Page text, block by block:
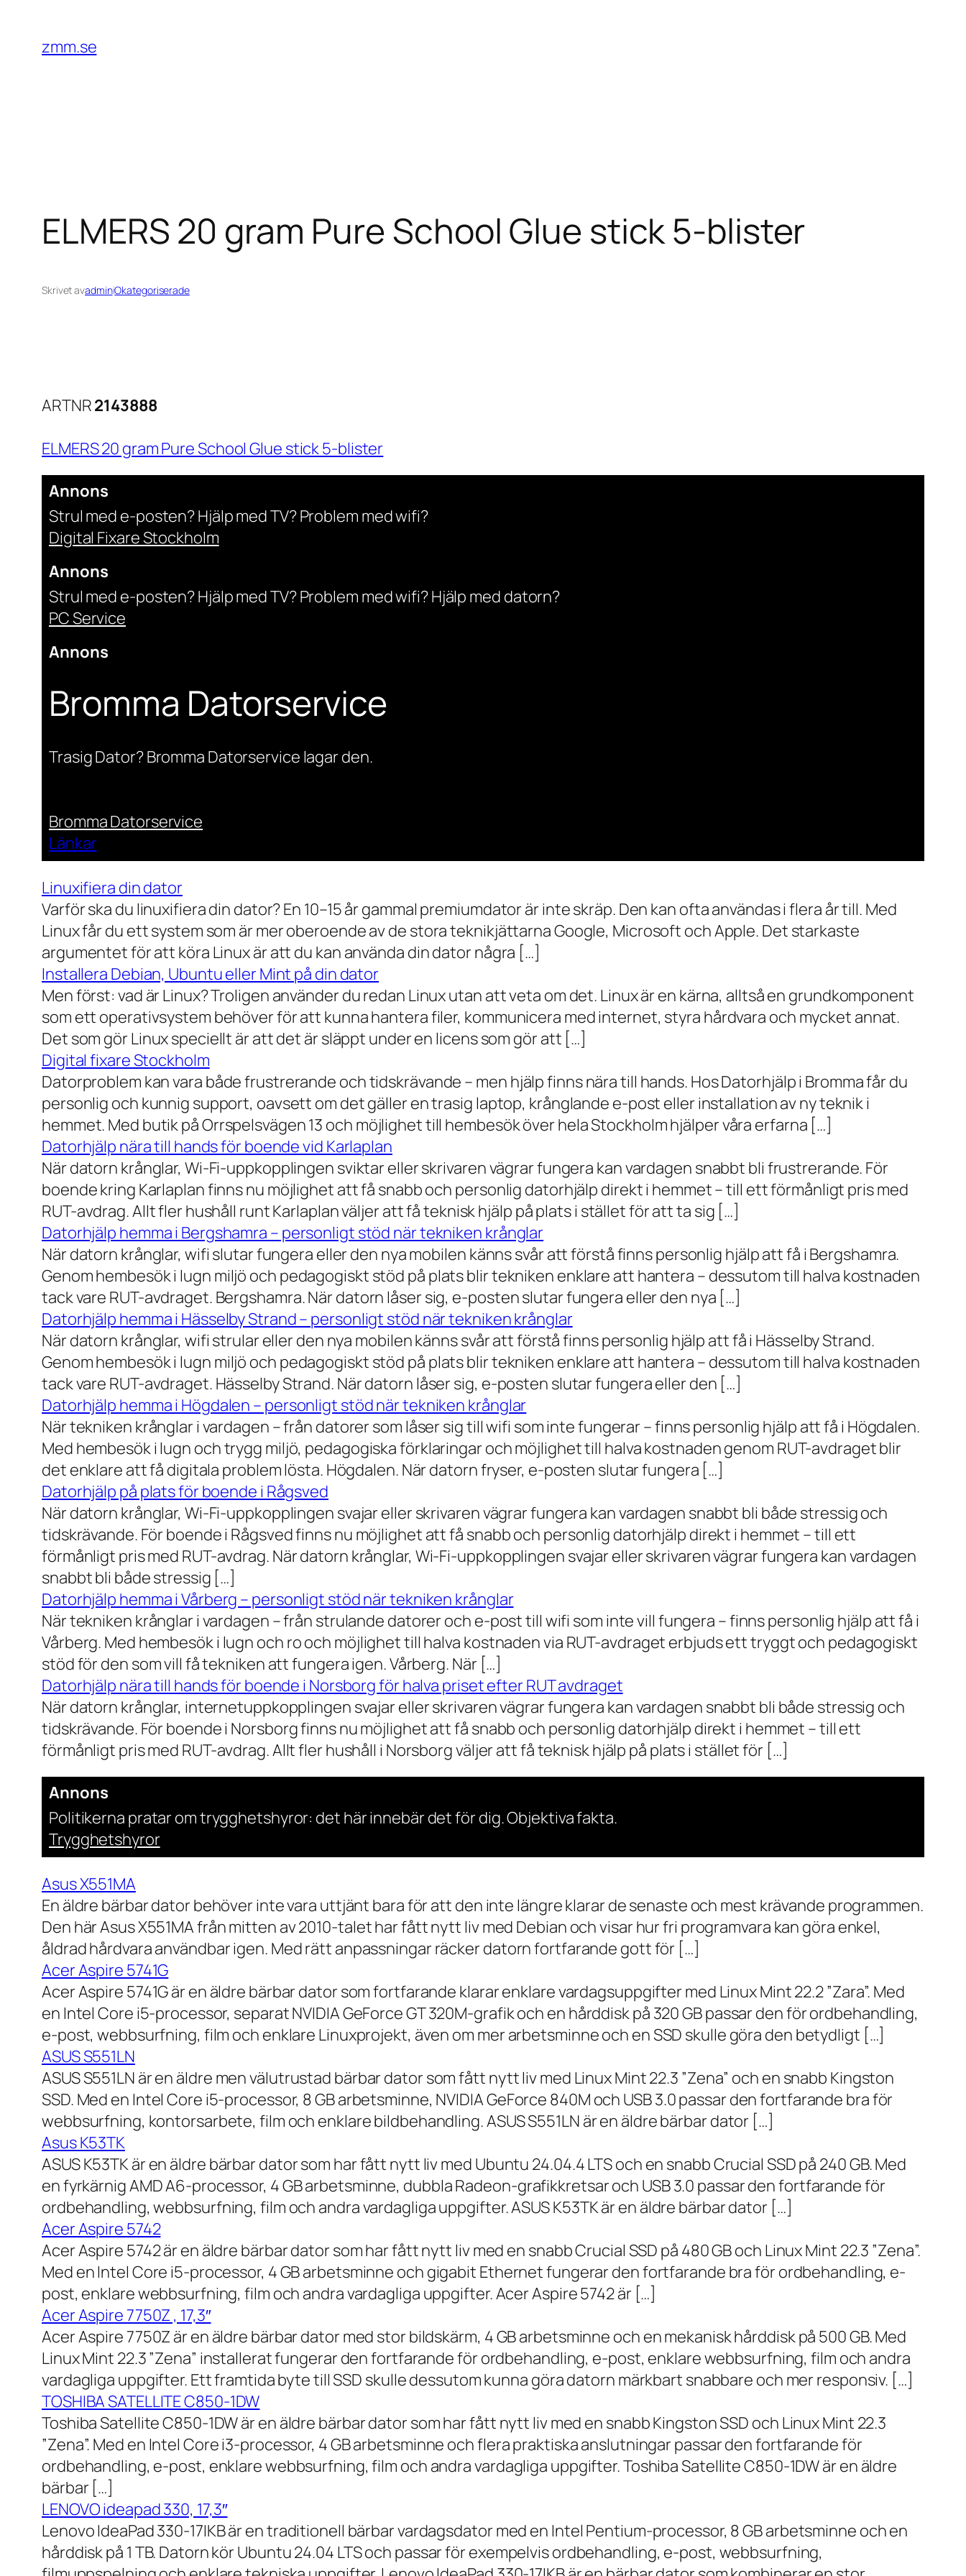
innehåll
zmm.se
ELMERS 20 gram Pure School Glue stick 5-blister
Skrivet avadminiOkategoriserade
ARTNR2143888
ELMERS 20 gram Pure School Glue stick 5-blister
Annons
Strul med e-posten? Hjälp med TV? Problem med wifi?
Digital Fixare Stockholm
Annons
Strul med e-posten? Hjälp med TV? Problem med wifi? Hjälp med datorn?
PC Service
Annons
Bromma Datorservice
Trasig Dator? Bromma Datorservice lagar den.
Bromma Datorservice
Länkar
Linuxifiera din dator
Varför ska du linuxifiera din dator? En 10–15 år gammal premiumdator är inte skräp. Den kan ofta användas i flera år till. Med
Linux får du ett system som är mer oberoende av de stora teknikjättarna Google, Microsoft och Apple. Det starkaste
argumentet för att köra Linux är att du kan använda din dator några […]
Installera Debian, Ubuntu eller Mint på din dator
Men först: vad är Linux? Troligen använder du redan Linux utan att veta om det. Linux är en kärna, alltså en grundkomponent
som ett operativsystem behöver för att kunna hantera filer, kommunicera med internet, styra hårdvara och mycket annat.
Det som gör Linux speciellt är att det är släppt under en licens som gör att […]
Digital fixare Stockholm
Datorproblem kan vara både frustrerande och tidskrävande – men hjälp finns nära till hands. Hos Datorhjälp i Bromma får du
personlig och kunnig support, oavsett om det gäller en trasig laptop, krånglande e-post eller installation av ny teknik i
hemmet. Med butik på Orrspelsvägen 13 och möjlighet till hembesök över hela Stockholm hjälper våra erfarna […]
Datorhjälp nära till hands för boende vid Karlaplan
När datorn krånglar, Wi-Fi-uppkopplingen sviktar eller skrivaren vägrar fungera kan vardagen snabbt bli frustrerande. För
boende kring Karlaplan finns nu möjlighet att få snabb och personlig datorhjälp direkt i hemmet – till ett förmånligt pris med
RUT-avdrag. Allt fler hushåll runt Karlaplan väljer att få teknisk hjälp på plats i stället för att ta sig […]
Datorhjälp hemma i Bergshamra – personligt stöd när tekniken krånglar
När datorn krånglar, wifi slutar fungera eller den nya mobilen känns svår att förstå finns personlig hjälp att få i Bergshamra.
Genom hembesök i lugn miljö och pedagogiskt stöd på plats blir tekniken enklare att hantera – dessutom till halva kostnaden
tack vare RUT-avdraget. Bergshamra. När datorn låser sig, e-posten slutar fungera eller den nya […]
Datorhjälp hemma i Hässelby Strand – personligt stöd när tekniken krånglar
När datorn krånglar, wifi strular eller den nya mobilen känns svår att förstå finns personlig hjälp att få i Hässelby Strand.
Genom hembesök i lugn miljö och pedagogiskt stöd på plats blir tekniken enklare att hantera – dessutom till halva kostnaden
tack vare RUT-avdraget. Hässelby Strand. När datorn låser sig, e-posten slutar fungera eller den […]
Datorhjälp hemma i Högdalen – personligt stöd när tekniken krånglar
När tekniken krånglar i vardagen – från datorer som låser sig till wifi som inte fungerar – finns personlig hjälp att få i Högdalen.
Med hembesök i lugn och trygg miljö, pedagogiska förklaringar och möjlighet till halva kostnaden genom RUT-avdraget blir
det enklare att få digitala problem lösta. Högdalen. När datorn fryser, e-posten slutar fungera […]
Datorhjälp på plats för boende i Rågsved
När datorn krånglar, Wi-Fi-uppkopplingen svajar eller skrivaren vägrar fungera kan vardagen snabbt bli både stressig och
tidskrävande. För boende i Rågsved finns nu möjlighet att få snabb och personlig datorhjälp direkt i hemmet – till ett
förmånligt pris med RUT-avdrag. När datorn krånglar, Wi-Fi-uppkopplingen svajar eller skrivaren vägrar fungera kan vardagen
snabbt bli både stressig […]
Datorhjälp hemma i Vårberg – personligt stöd när tekniken krånglar
När tekniken krånglar i vardagen – från strulande datorer och e-post till wifi som inte vill fungera – finns personlig hjälp att få i
Vårberg. Med hembesök i lugn och ro och möjlighet till halva kostnaden via RUT-avdraget erbjuds ett tryggt och pedagogiskt
stöd för den som vill få tekniken att fungera igen. Vårberg. När […]
Datorhjälp nära till hands för boende i Norsborg för halva priset efter RUT avdraget
När datorn krånglar, internetuppkopplingen svajar eller skrivaren vägrar fungera kan vardagen snabbt bli både stressig och
tidskrävande. För boende i Norsborg finns nu möjlighet att få snabb och personlig datorhjälp direkt i hemmet – till ett
förmånligt pris med RUT-avdrag. Allt fler hushåll i Norsborg väljer att få teknisk hjälp på plats i stället för […]
Annons
Politikerna pratar om trygghetshyror: det här innebär det för dig. Objektiva fakta.
Trygghetshyror
Asus X551MA
En äldre bärbar dator behöver inte vara uttjänt bara för att den inte längre klarar de senaste och mest krävande programmen.
Den här Asus X551MA från mitten av 2010-talet har fått nytt liv med Debian och visar hur fri programvara kan göra enkel,
åldrad hårdvara användbar igen. Med rätt anpassningar räcker datorn fortfarande gott för […]
Acer Aspire 5741G
Acer Aspire 5741G är en äldre bärbar dator som fortfarande klarar enklare vardagsuppgifter med Linux Mint 22.2 ”Zara”. Med
en Intel Core i5-processor, separat NVIDIA GeForce GT 320M-grafik och en hårddisk på 320 GB passar den för ordbehandling,
e-post, webbsurfning, film och enklare Linuxprojekt, även om mer arbetsminne och en SSD skulle göra den betydligt […]
ASUS S551LN
ASUS S551LN är en äldre men välutrustad bärbar dator som fått nytt liv med Linux Mint 22.3 ”Zena” och en snabb Kingston
SSD. Med en Intel Core i5-processor, 8 GB arbetsminne, NVIDIA GeForce 840M och USB 3.0 passar den fortfarande bra för
webbsurfning, kontorsarbete, film och enklare bildbehandling. ASUS S551LN är en äldre bärbar dator […]
Asus K53TK
ASUS K53TK är en äldre bärbar dator som har fått nytt liv med Ubuntu 24.04.4 LTS och en snabb Crucial SSD på 240 GB. Med
en fyrkärnig AMD A6-processor, 4 GB arbetsminne, dubbla Radeon-grafikkretsar och USB 3.0 passar den fortfarande för
ordbehandling, webbsurfning, film och andra vardagliga uppgifter. ASUS K53TK är en äldre bärbar dator […]
Acer Aspire 5742
Acer Aspire 5742 är en äldre bärbar dator som har fått nytt liv med en snabb Crucial SSD på 480 GB och Linux Mint 22.3 ”Zena”.
Med en Intel Core i5-processor, 4 GB arbetsminne och gigabit Ethernet fungerar den fortfarande bra för ordbehandling, e-
post, enklare webbsurfning, film och andra vardagliga uppgifter. Acer Aspire 5742 är […]
Acer Aspire 7750Z , 17,3″
Acer Aspire 7750Z är en äldre bärbar dator med stor bildskärm, 4 GB arbetsminne och en mekanisk hårddisk på 500 GB. Med
Linux Mint 22.3 ”Zena” installerat fungerar den fortfarande för ordbehandling, e-post, enklare webbsurfning, film och andra
vardagliga uppgifter. Ett framtida byte till SSD skulle dessutom kunna göra datorn märkbart snabbare och mer responsiv. […]
TOSHIBA SATELLITE C850-1DW
Toshiba Satellite C850-1DW är en äldre bärbar dator som har fått nytt liv med en snabb Kingston SSD och Linux Mint 22.3
”Zena”. Med en Intel Core i3-processor, 4 GB arbetsminne och flera praktiska anslutningar passar den fortfarande för
ordbehandling, e-post, enklare webbsurfning, film och andra vardagliga uppgifter. Toshiba Satellite C850-1DW är en äldre
bärbar […]
LENOVO ideapad 330, 17,3″
Lenovo IdeaPad 330-17IKB är en traditionell bärbar vardagsdator med en Intel Pentium-processor, 8 GB arbetsminne och en
hårddisk på 1 TB. Datorn kör Ubuntu 24.04 LTS och passar för exempelvis ordbehandling, e-post, webbsurfning,